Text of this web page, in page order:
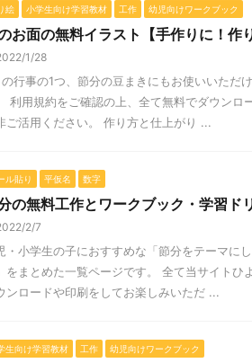
絵 小学生向け学習教材 工作 幼児向けワークブック
お面の無料イラスト【手作りに！作
1/28
行事の1つ、節分の豆まきにもお使いいただ
利用規約をご確認の上、全て無料でダウンロ
ご活用ください。 作り方と仕上がり ...
ル貼り 平仮名 数字
の無料工作とワークブック・学習ド
2/7
・小学生の子におすすめな「節分をテーマに
をまとめた一覧ページです。 全て当サイトひ
ンロードや印刷をしてお楽しみいただ ...
生向け学習教材 工作 幼児向けワークブック